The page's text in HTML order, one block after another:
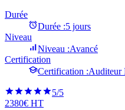
Durée
Durée :5 jours
Niveau
Niveau :Avancé
Certification
Certification :Auditeur
5/5
2380€ HT